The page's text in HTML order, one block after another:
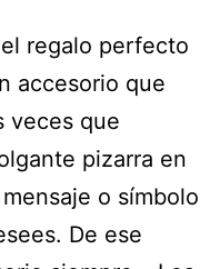
regalo perfecto
accesorio que
veces que
pizarra en
o símbolo
De ese